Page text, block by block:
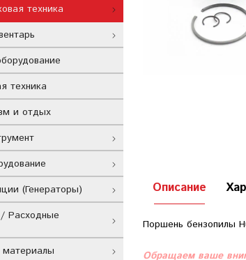
Описание
Поршень бензопилы
Обращаем ваше
техника
техника
и отдых
(Генераторы)
Расходные